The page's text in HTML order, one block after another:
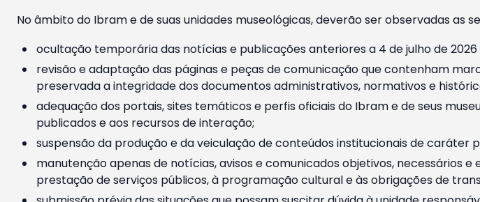
No âmbito do Ibram e de suas unidades museológicas, deverão ser observadas as
ocultação temporária das notícias e publicações anteriores a 4 de julho de
revisão e adaptação das páginas e peças de comunicação que contenham
preservada a integridade dos documentos administrativos, normativos e
adequação dos portais, sites temáticos e perfis oficiais do Ibram e de seus
publicados e aos recursos de interação;
suspensão da produção e da veiculação de conteúdos institucionais de caráter
manutenção apenas de notícias, avisos e comunicados objetivos, necessários
prestação de serviços públicos, à programação cultural e às obrigações de